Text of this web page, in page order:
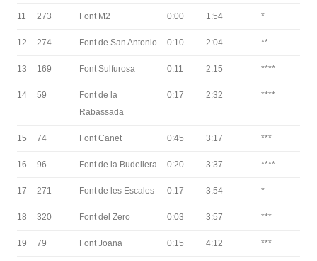
11 273 Font M2 0:00 1:54 *
12 274 Font de San Antonio 0:10 2:04 **
13 169 Font Sulfurosa 0:11 2:15 ****
14 59
Font de la
Rabassada
0:17 2:32 ****
15 74 Font Canet 0:45 3:17 ***
16 96 Font de la Budellera 0:20 3:37 ****
17 271 Font de les Escales 0:17 3:54 *
18 320 Font del Zero 0:03 3:57 ***
19 79 Font Joana 0:15 4:12 ***